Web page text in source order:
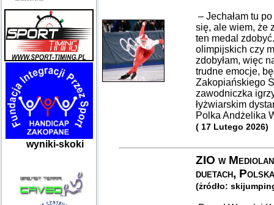
wyniki-skoki
– Jechałam tu
się, ale wiem, że
ten medal
olimpijskich czy
zdobyłam, więc
trudne emocje,
Zakopiańskiego
zawodniczka
łyżwiarskim
Polka Andżelika
( 17 Lutego 2026)
ZIO w
duetach,
(żródło: